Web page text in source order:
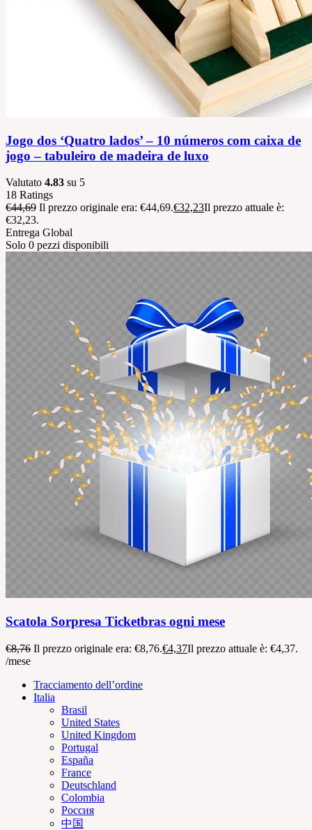
Jogo dos ‘Quatro lados’ – 10 números com caixa de
jogo – tabuleiro de madeira de luxo
Valutato 4.83 su 5
18 Ratings
€44,69 Il prezzo originale era: €44,69.€32,23Il prezzo attuale è:
€32,23.
Entrega Global
Solo 0 pezzi disponibili
Scatola Sorpresa Ticketbras ogni mese
€8,76 Il prezzo originale era: €8,76.€4,37Il prezzo attuale è: €4,37.
/mese
Tracciamento dell’ordine
Italia
Brasil
United States
United Kingdom
Portugal
España
France
Deutschland
Colombia
Россия
中国